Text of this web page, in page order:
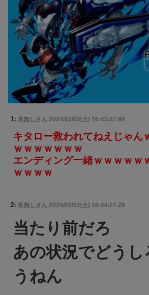
1: 名無しさん 2024/02/03(土) 16:43:47.98
キタロー救われてねえじゃん
ｗｗｗｗｗｗｗ
エンディング一緒ｗｗｗｗｗ
ｗｗｗｗ
2: 名無しさん 2024/02/03(土) 16:44:27.28
当たり前だろ
あの状況でどうし
うねん